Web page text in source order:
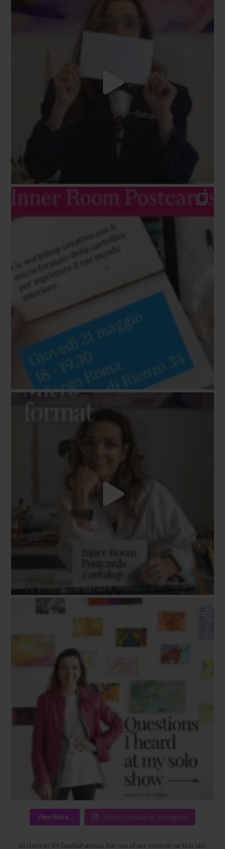
View More... Follow Claudia on Instagram
All content ©ClaudiaPalmira. For use of any content on this site,